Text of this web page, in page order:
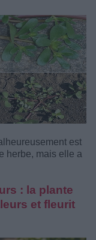
est
herbe, mais elle a
: la plante
et fleurit